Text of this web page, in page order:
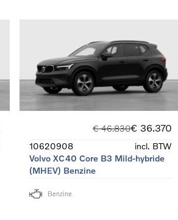
€ 46.830€ 36.370
10620908
incl. BTW
Volvo XC40 Core B3 Mild-hybride
(MHEV) Benzine
Benzine